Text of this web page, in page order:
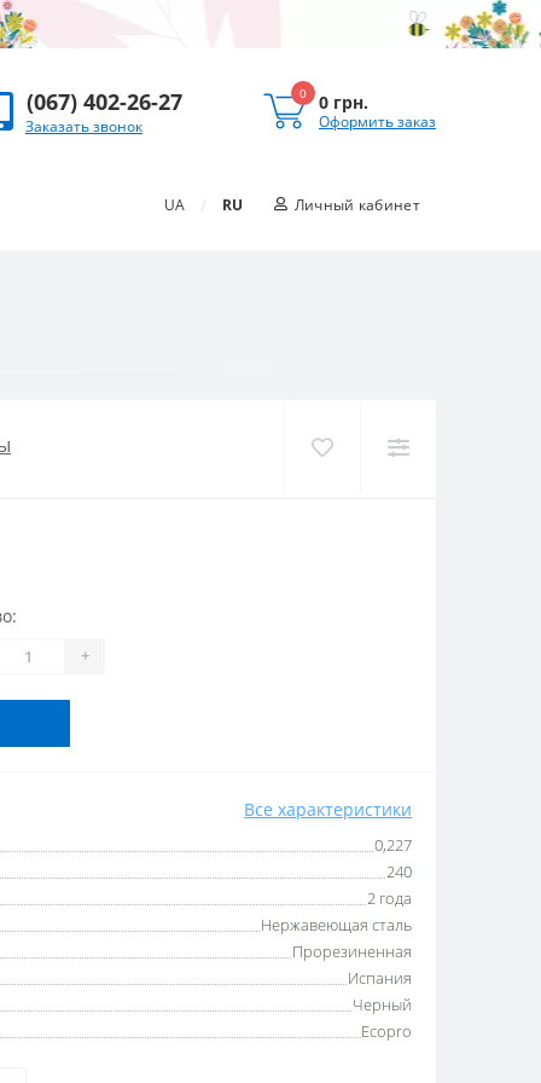
(067) 402-26-27
Заказать звонок
0 0 грн.
Оформить заказ
UA / RU Личный кабинет
+
Все характеристики
0,227
240
2 года
Нержавеющая сталь
Прорезиненная
Испания
Черный
Ecopro